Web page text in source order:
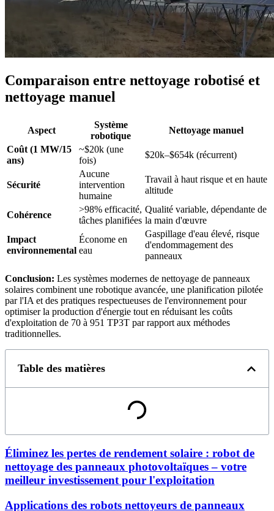
Comparaison entre nettoyage robotisé et
nettoyage manuel
Aspect
Système
robotique
Nettoyage manuel
Coût (1 MW/15
ans)
~$20k (une
fois)
$20k–$654k (récurrent)
Sécurité
Aucune
intervention
humaine
Travail à haut risque et en haute
altitude
Cohérence
>98% efficacité,
tâches planifiées
Qualité variable, dépendante de
la main d'œuvre
Impact
environnemental
Économe en
eau
Gaspillage d'eau élevé, risque
d'endommagement des
panneaux
Conclusion: Les systèmes modernes de nettoyage de panneaux
solaires combinent une robotique avancée, une planification pilotée
par l'IA et des pratiques respectueuses de l'environnement pour
optimiser la production d'énergie tout en réduisant les coûts
d'exploitation de 70 à 951 TP3T par rapport aux méthodes
traditionnelles.
Table des matières
Éliminez les pertes de rendement solaire : robot de
nettoyage des panneaux photovoltaïques – votre
meilleur investissement pour l'exploitation
Applications des robots nettoyeurs de panneaux